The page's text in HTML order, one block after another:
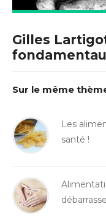
Gilles
Sur le même
Les
santé !